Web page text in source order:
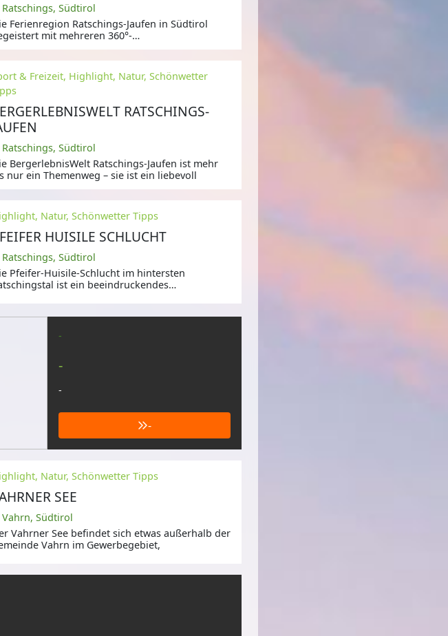
Ratschings, Südtirol
Ferienregion Ratschings-Jaufen in Südtirol
mit mehreren 360°-
& Freizeit, Highlight, Natur, Schönwetter
RATSCHINGS-
Ratschings, Südtirol
BergerlebnisWelt Ratschings-Jaufen ist mehr
nur ein Themenweg – sie ist ein liebevoll
Natur, Schönwetter Tipps
HUISILE SCHLUCHT
Ratschings, Südtirol
Pfeifer-Huisile-Schlucht im hintersten
ist ein beeindruckendes
-
-
-
-
Natur, Schönwetter Tipps
SEE
Vahrn, Südtirol
Vahrner See befindet sich etwas außerhalb der
Vahrn im Gewerbegebiet,